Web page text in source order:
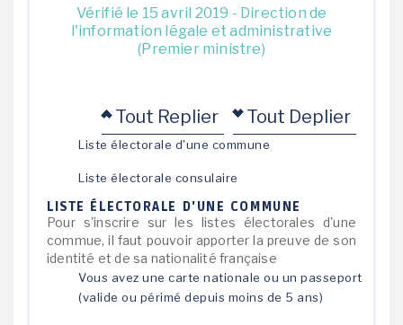
Vérifié le 15 avril 2019 - Direction de
l'information légale et administrative
(Premier ministre)
Tout Replier Tout Deplier
Liste électorale d'une commune
Liste électorale consulaire
LISTE ÉLECTORALE D'UNE COMMUNE
Pour s'inscrire sur les listes électorales d'une
commue, il faut pouvoir apporter la preuve de son
identité et de sa nationalité française
Vous avez une carte nationale ou un passeport
(valide ou périmé depuis moins de 5 ans)